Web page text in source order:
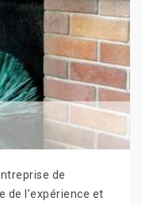
de
de l’expérience et